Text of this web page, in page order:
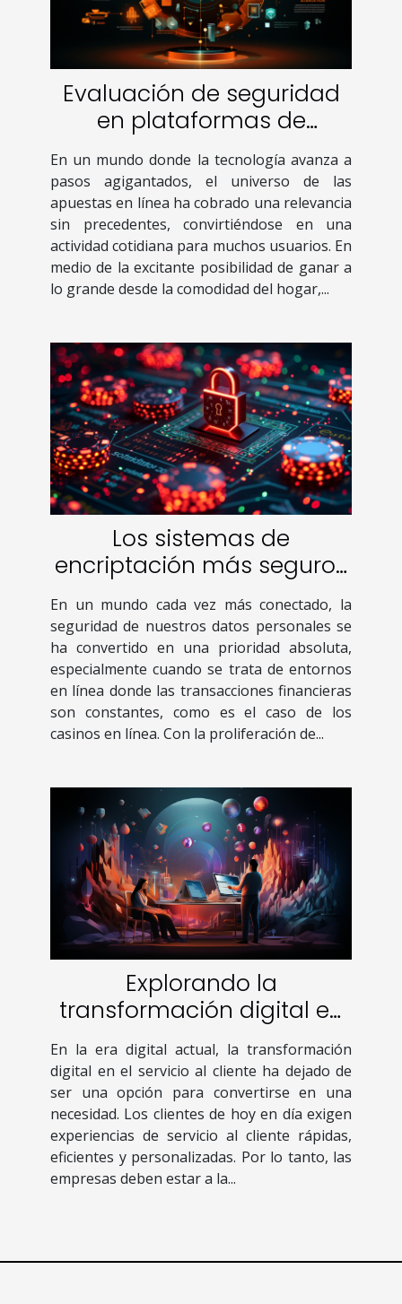
Evaluación de seguridad
en plataformas de
apuestas online: Lo que
necesitas saber
En un mundo donde la tecnología avanza a
pasos agigantados, el universo de las
apuestas en línea ha cobrado una relevancia
sin precedentes, convirtiéndose en una
actividad cotidiana para muchos usuarios. En
medio de la excitante posibilidad de ganar a
lo grande desde la comodidad del hogar,...
Los sistemas de
encriptación más seguros
para proteger tus datos en
casinos online
En un mundo cada vez más conectado, la
seguridad de nuestros datos personales se
ha convertido en una prioridad absoluta,
especialmente cuando se trata de entornos
en línea donde las transacciones financieras
son constantes, como es el caso de los
casinos en línea. Con la proliferación de...
Explorando la
transformación digital en
el servicio al cliente
En la era digital actual, la transformación
digital en el servicio al cliente ha dejado de
ser una opción para convertirse en una
necesidad. Los clientes de hoy en día exigen
experiencias de servicio al cliente rápidas,
eficientes y personalizadas. Por lo tanto, las
empresas deben estar a la...